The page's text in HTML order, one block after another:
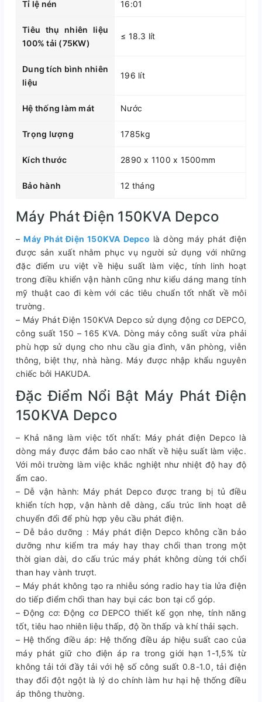
Tỉ lệ nén 16:01
Tiêu thụ nhiên liệu
100% tải (75KW)
≤ 18.3 lít
Dung tích bình nhiên
liệu
196 lít
Hệ thống làm mát Nước
Trọng lượng 1785kg
Kích thước 2890 x 1100 x 1500mm
Bảo hành 12 tháng
Máy Phát Điện 150KVA Depco
–Máy Phát Điện 150KVA Depco là dòng máy phát điện
được sản xuất nhằm phục vụ người sử dụng với những
đặc điểm ưu việt về hiệu suất làm việc, tính linh hoạt
trong điều khiển vận hành cũng như kiểu dáng mang tính
mỹ thuật cao đi kèm với các tiêu chuẩn tốt nhất về môi
trường.
– Máy Phát Điện 150KVA Depco sử dụng động cơ DEPCO,
công suất 150 – 165 KVA. Dòng máy công suất vừa phải
phù hợp sử dụng cho nhu cầu gia đình, văn phòng, viễn
thông, biệt thự, nhà hàng. Máy được nhập khẩu nguyên
chiếc bởi HAKUDA.
Đặc Điểm Nổi Bật Máy Phát Điện
150KVA Depco
– Khả năng làm việc tốt nhất: Máy phát điện Depco là
dòng máy được đảm bảo cao nhất về hiệu suất làm việc.
Với môi trường làm việc khắc nghiệt như nhiệt độ hay độ
ẩm cao.
– Dễ vận hành: Máy phát Depco được trang bị tủ điều
khiển tích hợp, vận hành dễ dàng, cấu trúc linh hoạt dễ
chuyển đổi để phù hợp yêu cầu phát điện.
– Dễ bảo dưỡng : Máy phát điện Depco không cần bảo
dưỡng như kiểm tra máy hay thay chổi than trong một
thời gian dài, do cấu trúc máy phát không dùng tới chổi
than hay vành trượt.
– Máy phát không tạo ra nhiễu sóng radio hay tia lửa điện
do tiếp điểm chổi than hay bụi các bon tại cổ góp.
– Động cơ: Động cơ DEPCO thiết kế gọn nhẹ, tính năng
tốt, tiêu hao nhiên liệu thấp, độ ồn thấp và khí thải sạch.
– Hệ thống điều áp: Hệ thống điều áp hiệu suất cao của
máy phát giữ cho điện áp ra trong giới hạn 1-1,5% từ
không tải tới đầy tải với hệ số công suất 0.8-1.0, tải điện
thay đổi đột ngột là lý do chính làm hư hại hệ thống điều
áp thông thường.